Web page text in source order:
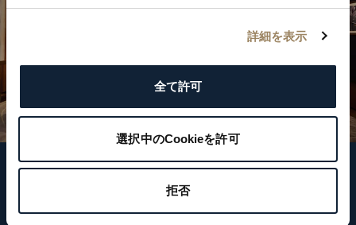
詳細を表示
全て許可
選択中のCookieを許可
拒否